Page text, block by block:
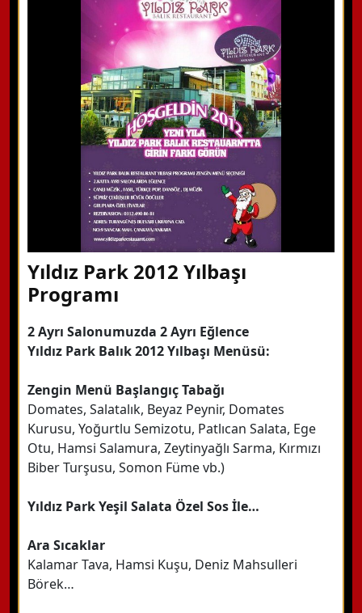
WhatsApp ile Bilgi Alın
Hemen Arayın
Detaylı Bilgi Alın
Yıldız Park 2012 Yılbaşı
Programı
2 Ayrı Salonumuzda 2 Ayrı Eğlence
Yıldız Park Balık 2012 Yılbaşı Menüsü:
Zengin Menü Başlangıç Tabağı
Domates, Salatalık, Beyaz Peynir, Domates
Kurusu, Yoğurtlu Semizotu, Patlıcan Salata, Ege
Otu, Hamsi Salamura, Zeytinyağlı Sarma, Kırmızı
Biber Turşusu, Somon Füme vb.)
Yıldız Park Yeşil Salata Özel Sos İle…
Ara Sıcaklar
Kalamar Tava, Hamsi Kuşu, Deniz Mahsulleri
Börek…